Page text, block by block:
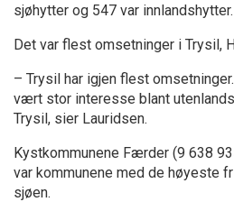
sjøhytter og 547 var innlandshytter.
Det var flest omsetninger i Trysil,
– Trysil har igjen flest
vært stor interesse blant
Trysil, sier Lauridsen.
Kystkommunene Færder (9 638
var kommunene med de høyeste
sjøen.